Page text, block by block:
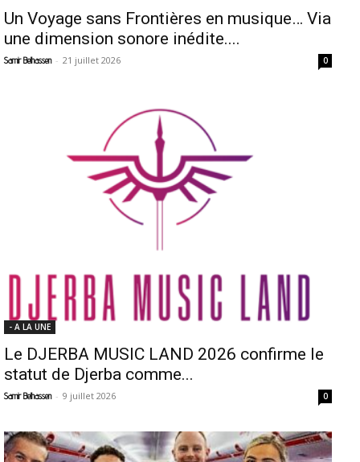
Un Voyage sans Frontières en musique… Via
une dimension sonore inédite....
Samir Belhassen - 21 juillet 2026 0
- A LA UNE
Le DJERBA MUSIC LAND 2026 confirme le
statut de Djerba comme...
Samir Belhassen - 9 juillet 2026 0